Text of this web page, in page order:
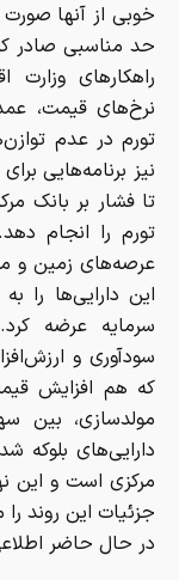
خوبی از آنها صورت
حد مناسبی صادر
راهکارهای وزارت
نرخ‌های قیمت،
تورم در عدم
نیز برنامه‌هایی
تا فشار بر بانک
تورم را انجام
عرصه‌های زمین و
این دارایی‌ها را
سرمایه عرضه
سودآوری و
که هم افزایش
مولدسازی، بین
دارایی‌های بلوکه
مرکزی است و این
جزئیات این روند را
در حال حاضر